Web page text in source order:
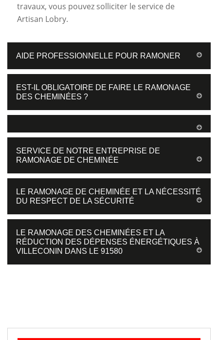
travaux, vous pouvez solliciter le service de
Artisan Lobry.
AIDE PROFESSIONNELLE POUR RAMONER
EST-IL OBLIGATOIRE DE FAIRE LE RAMONAGE
DES CHEMINÉES ?
SERVICE DE NOTRE ENTREPRISE DE
RAMONAGE DE CHEMINÉE
LE RAMONAGE DE CHEMINÉE ET LA NÉCESSITÉ
DU RESPECT DE LA SÉCURITÉ
LE RAMONAGE DES CHEMINÉES ET LA
RÉDUCTION DES DÉPENSES ÉNERGÉTIQUES À
VILLECONIN DANS LE 91580